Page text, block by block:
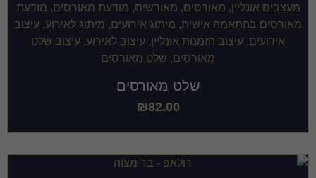
שלט מאורסים
₪82.00